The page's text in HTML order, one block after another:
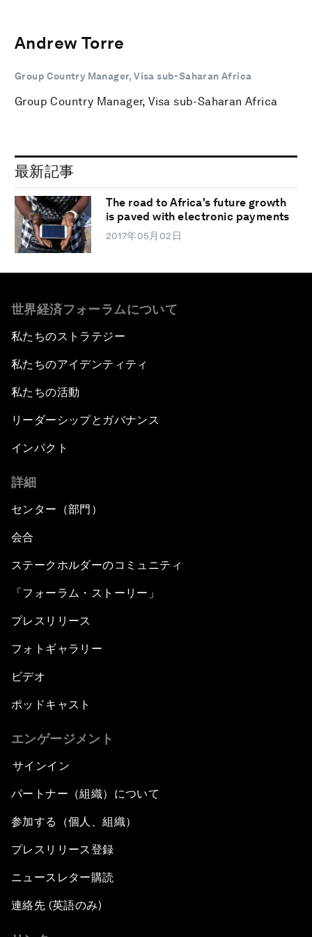
Andrew Torre
Group Country Manager, Visa sub-Saharan Africa
Group Country Manager, Visa sub-Saharan Africa
最新記事
The road to Africa's future growth
is paved with electronic payments
2017年05月02日
世界経済フォーラムについて
私たちのストラテジー
私たちのアイデンティティ
私たちの活動
リーダーシップとガバナンス
インパクト
詳細
センター（部門）
会合
ステークホルダーのコミュニティ
「フォーラム・ストーリー」
プレスリリース
フォトギャラリー
ビデオ
ポッドキャスト
エンゲージメント
サインイン
パートナー（組織）について
参加する（個人、組織）
プレスリリース登録
ニュースレター購読
連絡先 (英語のみ)